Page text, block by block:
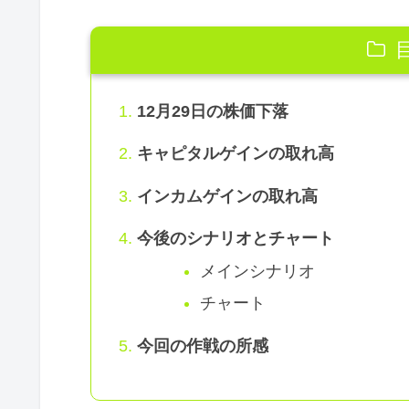
12月29日の株価下落
キャピタルゲインの取れ高
インカムゲインの取れ高
今後のシナリオとチャート
メインシナリオ
チャート
今回の作戦の所感